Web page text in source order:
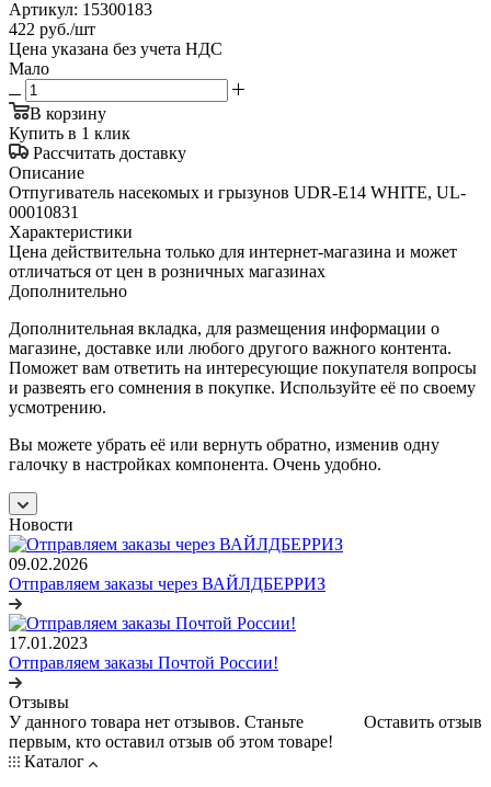
Артикул: 15300183
422 руб./шт
Цена указана без учета НДС
Мало
В корзину
Купить в 1 клик
Рассчитать доставку
Описание
Отпугиватель насекомых и грызунов UDR-E14 WHITE, UL-
00010831
Характеристики
Цена действительна только для интернет-магазина и может
отличаться от цен в розничных магазинах
Дополнительно
Дополнительная вкладка, для размещения информации о
магазине, доставке или любого другого важного контента.
Поможет вам ответить на интересующие покупателя вопросы
и развеять его сомнения в покупке. Используйте её по своему
усмотрению.
Вы можете убрать её или вернуть обратно, изменив одну
галочку в настройках компонента. Очень удобно.
Новости
09.02.2026
Отправляем заказы через ВАЙЛДБЕРРИЗ
17.01.2023
Отправляем заказы Почтой России!
Отзывы
Оставить отзыв
У данного товара нет отзывов. Станьте
первым, кто оставил отзыв об этом товаре!
Каталог